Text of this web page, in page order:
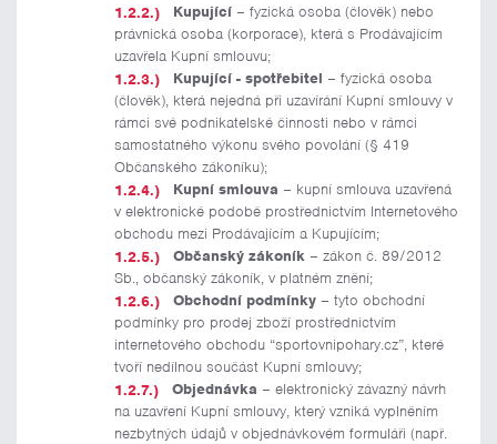
Kupující– fyzická osoba (člověk) nebo
právnická osoba (korporace), která s Prodávajícím
uzavřela Kupní smlouvu;
Kupující - spotřebitel – fyzická osoba
(člověk), která nejedná při uzavírání Kupní smlouvy v
rámci své podnikatelské činnosti nebo v rámci
samostatného výkonu svého povolání (§ 419
Občanského zákoníku);
Kupní smlouva – kupní smlouva uzavřená
v elektronické podobě prostřednictvím Internetového
obchodu mezi Prodávajícím a Kupujícím;
Občanský zákoník– zákon č. 89/2012
Sb., občanský zákoník, v platném znění;
Obchodní podmínky– tyto obchodní
podmínky pro prodej zboží prostřednictvím
internetového obchodu “sportovnipohary.cz”, které
tvoří nedílnou součást Kupní smlouvy;
Objednávka – elektronický závazný návrh
na uzavření Kupní smlouvy, který vzniká vyplněním
nezbytných údajů v objednávkovém formuláři (např.